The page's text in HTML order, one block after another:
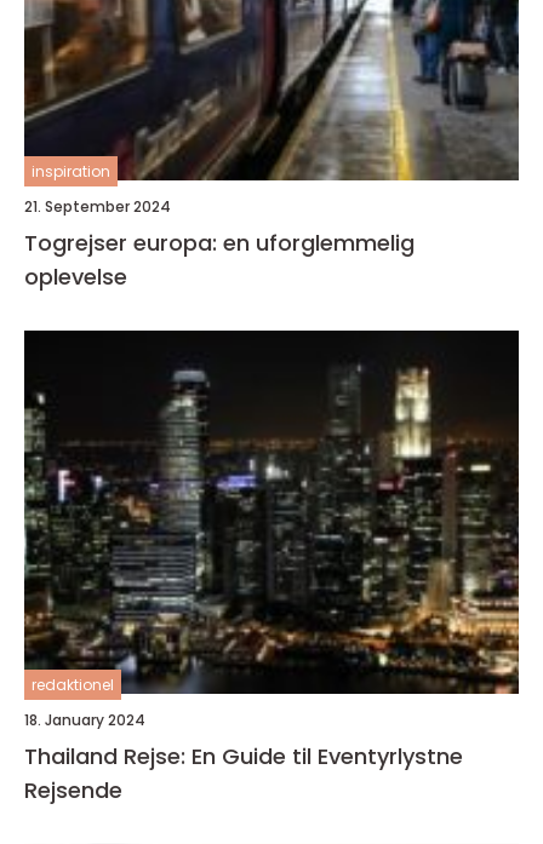
inspiration
21. September 2024
Togrejser europa: en uforglemmelig
oplevelse
redaktionel
18. January 2024
Thailand Rejse: En Guide til Eventyrlystne
Rejsende